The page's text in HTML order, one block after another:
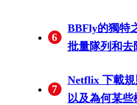
Sonoma，
6
BBFly的獨特
批量隊列和去
磁碟中的
7
Netflix 下載規
以及為何某